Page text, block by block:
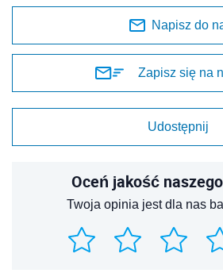
Napisz do
Zapisz się na
Udostępnij
Oceń jakość
Twoja opinia jest dla nas